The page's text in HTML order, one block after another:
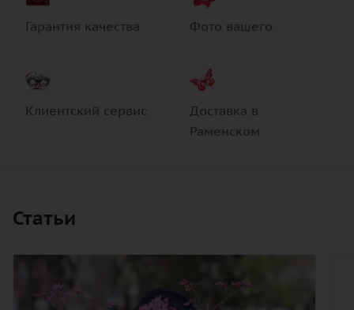
Гарантия качества Фото вашего
Клиентский сервис
Доставка в
Раменском
Статьи